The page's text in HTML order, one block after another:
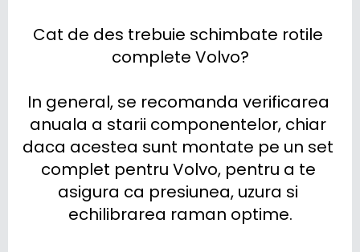
Cat de des trebuie schimbate rotile
complete Volvo?
In general, se recomanda verificarea
anuala a starii componentelor, chiar
daca acestea sunt montate pe un set
complet pentru Volvo, pentru a te
asigura ca presiunea, uzura si
echilibrarea raman optime.